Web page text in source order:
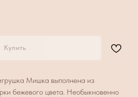
Купить
Мишка выполнена из
бежевого цвета. Необыкновенно